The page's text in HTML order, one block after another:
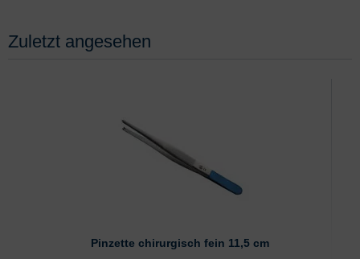
Zuletzt angesehen
Pinzette chirurgisch fein 11,5 cm